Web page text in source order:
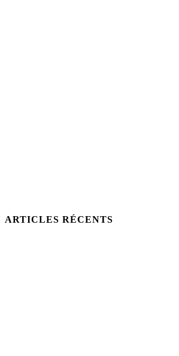
ARTICLES RÉCENTS